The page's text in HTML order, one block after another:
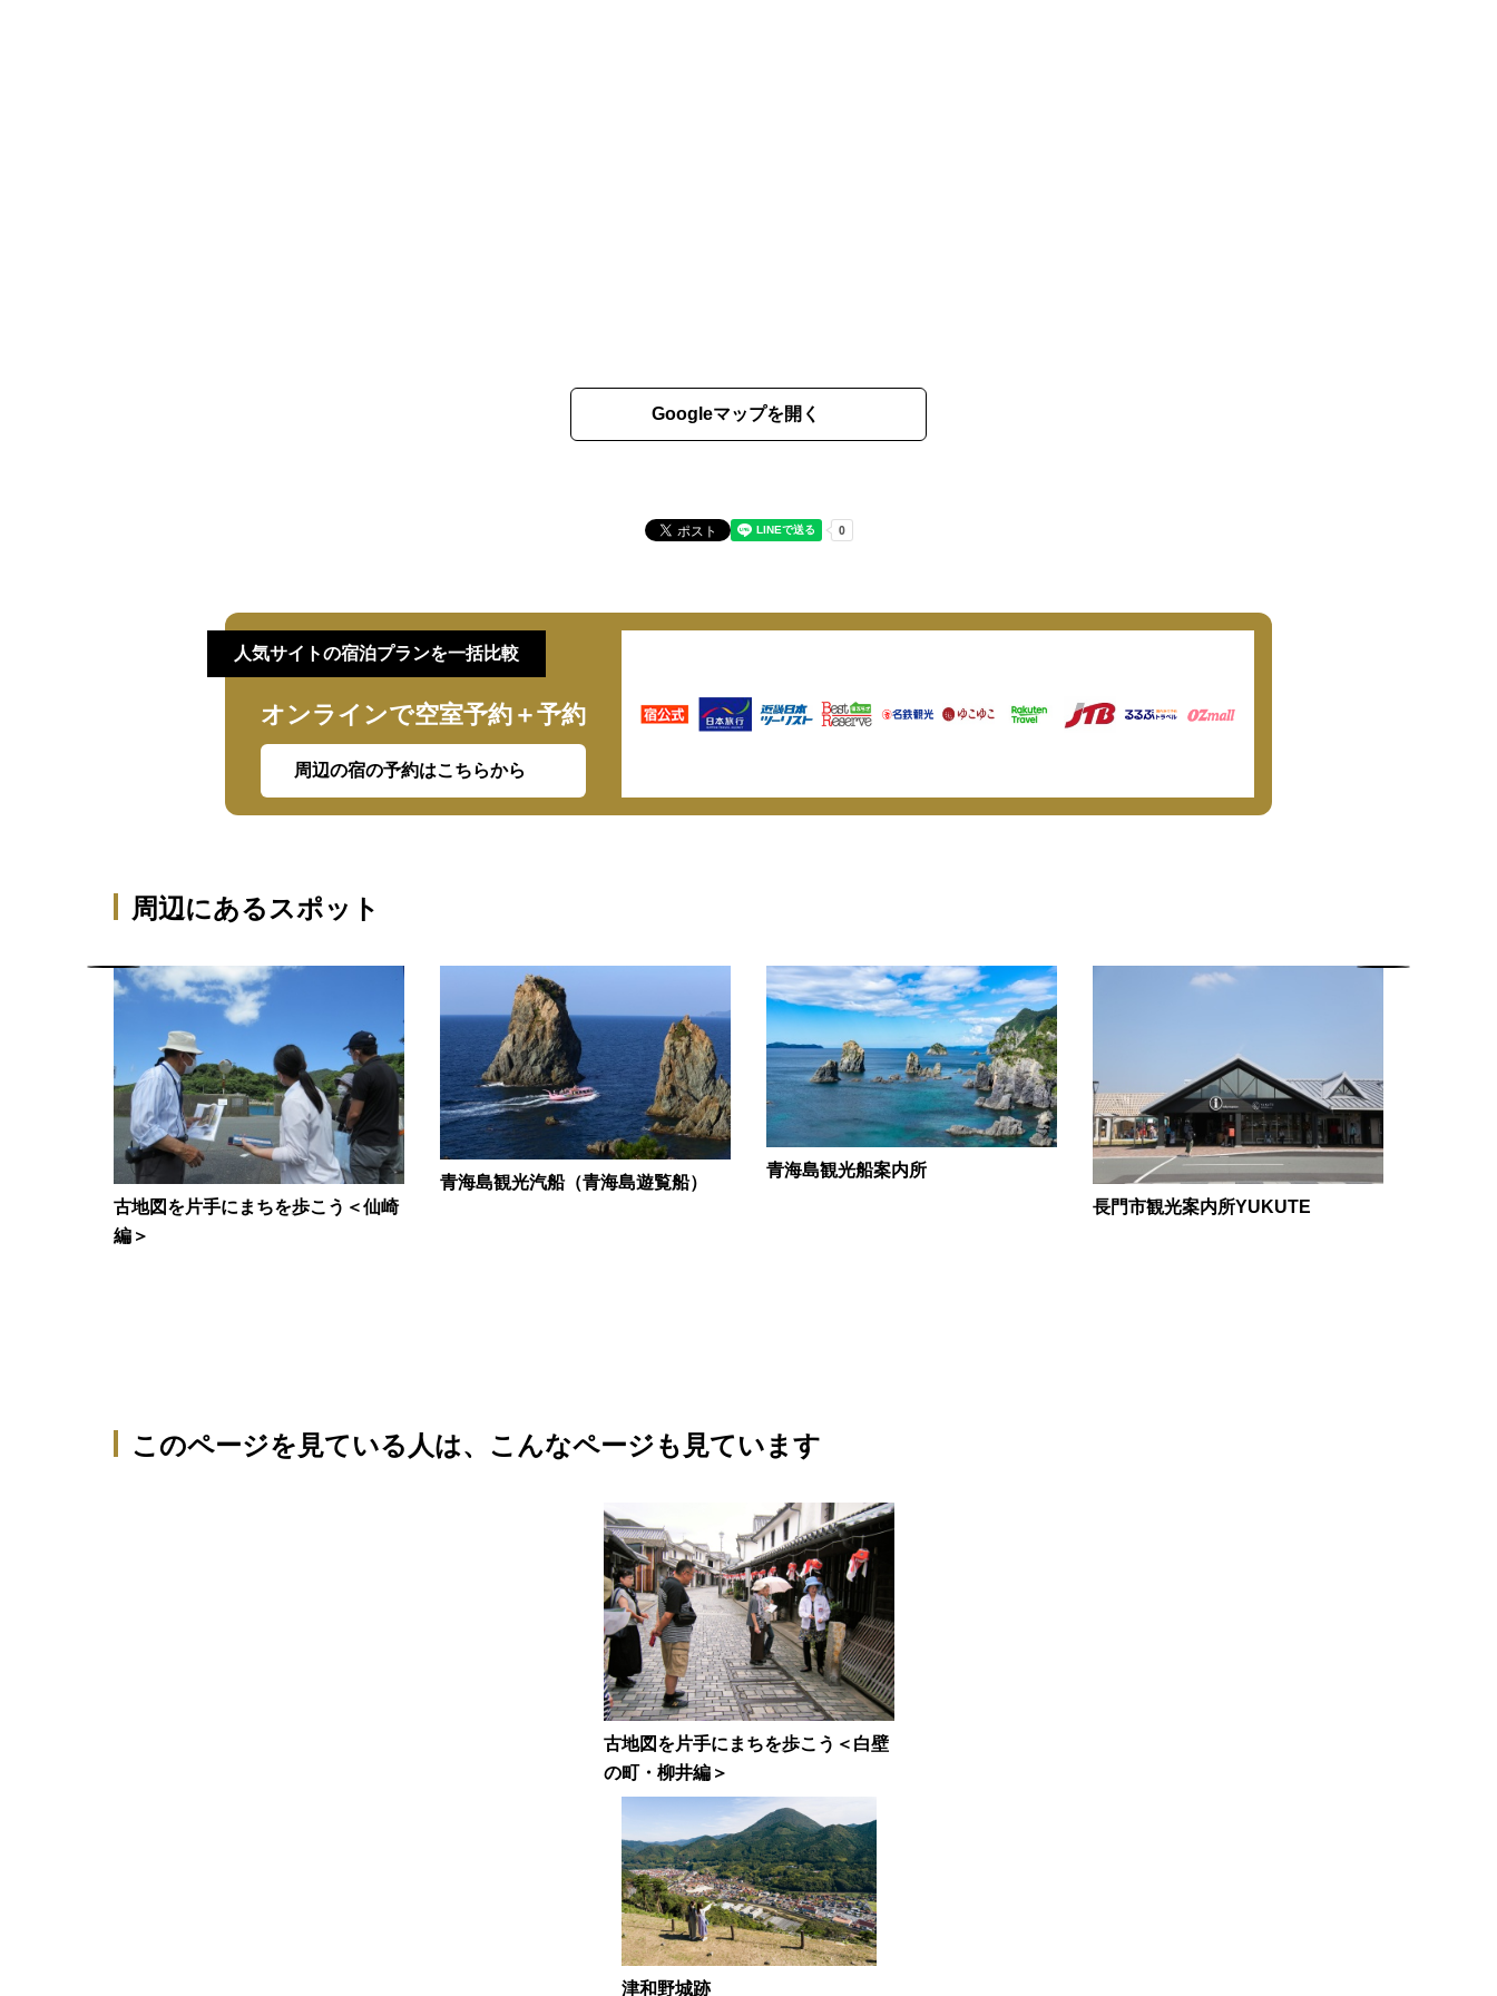
Googleマップを開く
人気サイトの宿泊プランを一括比較
オンラインで空室予約＋予約
周辺の宿の予約はこちらから
周辺にあるスポット
古地図を片手にまちを歩こう＜仙崎
編＞
青海島観光汽船（青海島遊覧船）
青海島観光船案内所
長門市観光案内所YUKUTE
このページを見ている人は、 こんなページも見ています
古地図を片手にまちを歩こう＜白壁
の町・柳井編＞
津和野城跡